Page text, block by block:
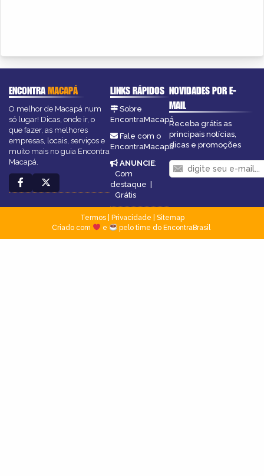
ENCONTRAMACAPÁ
O melhor de Macapá num
só lugar! Dicas, onde ir, o
que fazer, as melhores
empresas, locais, serviços e
muito mais no guia Encontra
Macapá.
LINKS RÁPIDOS
Sobre
EncontraMacapá
Fale com o
EncontraMacapá
ANUNCIE:
Com
destaque
Grátis
NOVIDADES POR E-
MAIL
Receba grátis as
principais notícias,
dicas e promoções
Termos| Privacidade
Sitemap
Criado com
e pelo time do EncontraBrasil